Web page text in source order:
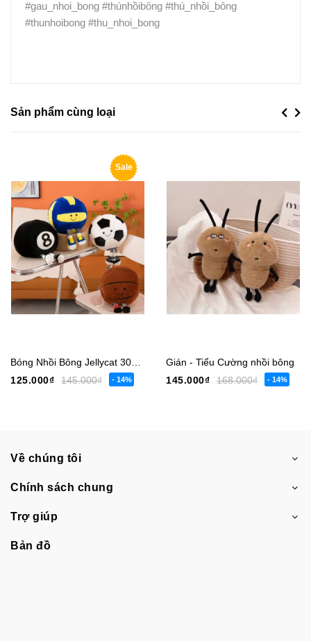
#gau_nhoi_bong #thúnhồibông #thú_nhồi_bông
#thunhoibong #thu_nhoi_bong
Sản phẩm cùng loại Previous
Sale
125.000₫
145.000₫ - 14%
Gián - Tiểu Cường nhồi bông
145.000₫
168.000₫ - 14%
Next
Về chúng tôi
Chính sách chung
Trợ giúp
Bản đồ